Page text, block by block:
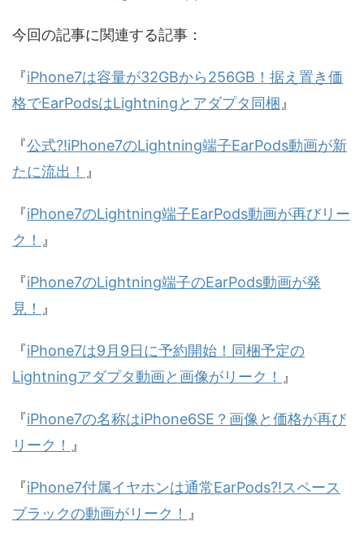
今回の記事に関連する記事：
『iPhone7は容量が32GBから256GB！据え置き価
格でEarPodsはLightningとアダプタ同梱』
『公式?!iPhone7のLightning端子EarPods動画が新
たに流出！ 』
『iPhone7のLightning端子EarPods動画が再びリー
ク！ 』
『iPhone7のLightning端子のEarPods動画が発
見！ 』
『iPhone7は9月9日に予約開始！同梱予定の
Lightningアダプタ動画と画像がリーク！ 』
『iPhone7の名称はiPhone6SE？画像と価格が再び
リーク！ 』
『iPhone7付属イヤホンは通常EarPods?!スペース
ブラックの動画がリーク！ 』